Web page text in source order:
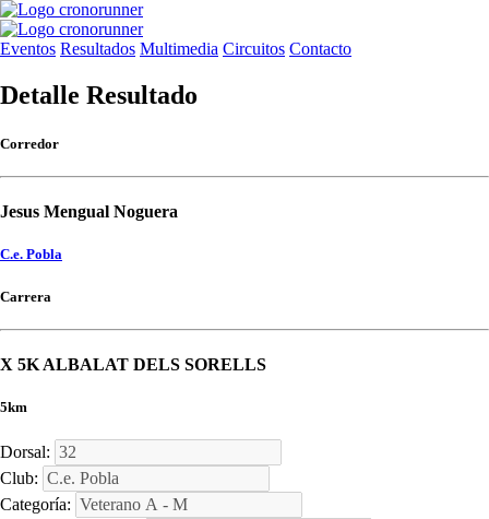
Eventos Resultados Multimedia Circuitos Contacto
Detalle Resultado
Corredor
Jesus Mengual Noguera
C.e. Pobla
Carrera
X 5K ALBALAT DELS SORELLS
5km
Dorsal:
Club:
Categoría: